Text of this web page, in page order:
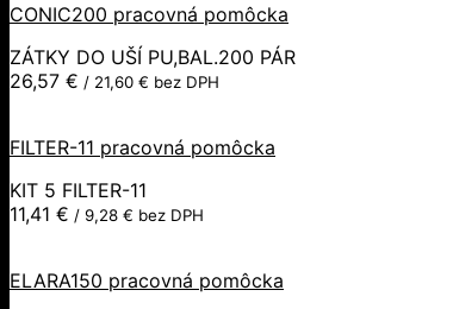
CONIC200 pracovná pomôcka
ZÁTKY DO UŠÍ PU,BAL.200 PÁR
26,57 € / 21,60 € bez DPH
FILTER-11 pracovná pomôcka
KIT 5 FILTER-11
11,41 € / 9,28 € bez DPH
ELARA150 pracovná pomôcka